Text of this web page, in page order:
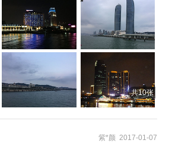
共10张
紫*颜 2017-01-07